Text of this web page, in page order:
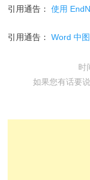
引用通告：使用
引用通告：Word 中
时
如果您有话要